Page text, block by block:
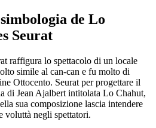
de Lo
Seurat
raffigura lo spettacolo di un locale
simile al can-can e fu molto di
Ottocento. Seurat per progettare il
di Jean Ajalbert intitolata Lo Chahut,
sua composizione lascia intendere
voluttà negli spettatori.